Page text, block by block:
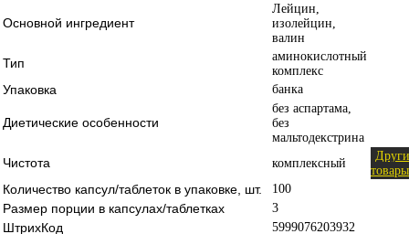
Основной ингредиент
Лейцин,
изолейцин,
валин
Тип
аминокислотный
комплекс
Упаковка банка
Диетические особенности
без аспартама,
без
мальтодекстрина
Чистота комплексный
товары
Количество капсул/таблеток в упаковке, шт. 100
Размер порции в капсулах/таблетках 3
ШтрихКод 5999076203932